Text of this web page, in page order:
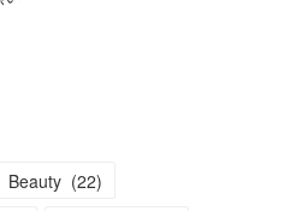
Beauty (22)